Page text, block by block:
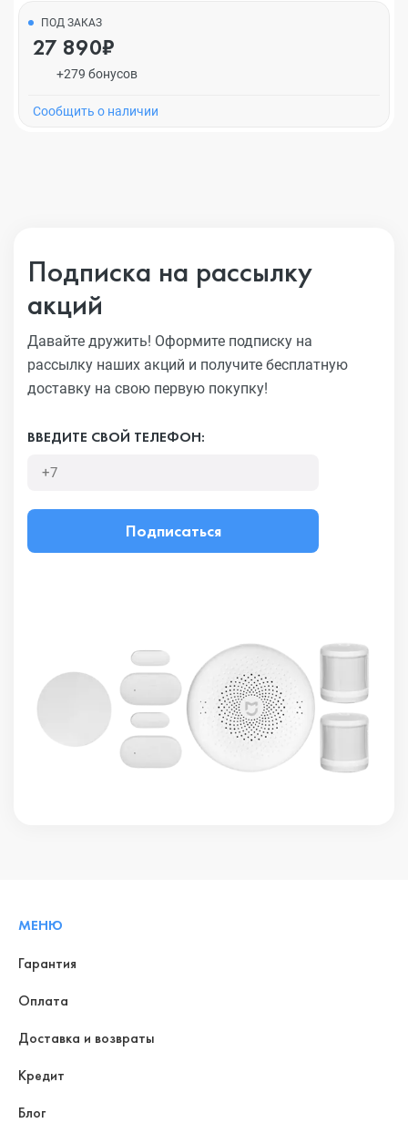
ПОД ЗАКАЗ
27 890₽
+279 бонусов
Cообщить о наличии
Подписка на рассылку
акций
Давайте дружить! Оформите подписку на
рассылку наших акций и получите бесплатную
доставку на свою первую покупку!
ВВЕДИТЕ СВОЙ ТЕЛЕФОН:
Подписаться
МЕНЮ
Гарантия
Оплата
Доставка и возвраты
Кредит
Блог